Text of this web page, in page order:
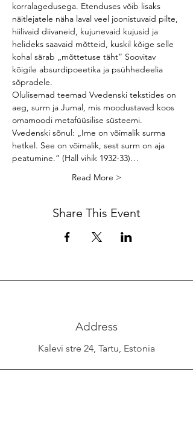
korralagedusega. Etenduses võib lisaks
näitlejatele näha laval veel joonistuvaid pilte,
hiilivaid diivaneid, kujunevaid kujusid ja
helideks saavaid mõtteid, kuskil kõige selle
kohal särab „mõttetuse täht” Soovitav
kõigile absurdipoeetika ja psühhedeelia
sõpradele.
Olulisemad teemad Vvedenski tekstides on
aeg, surm ja Jumal, mis moodustavad koos
omamoodi metafüüsilise süsteemi.
Vvedenski sõnul: „Ime on võimalik surma
hetkel. See on võimalik, sest surm on aja
peatumine.” (Hall vihik 1932-33)…
Read More >
Share This Event
Address
Kalevi stre 24, Tartu, Estonia